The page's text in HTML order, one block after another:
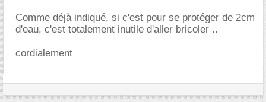
Comme déjà indiqué, si c'est pour se protéger de 2cm
d'eau, c'est totalement inutile d'aller bricoler ..
cordialement